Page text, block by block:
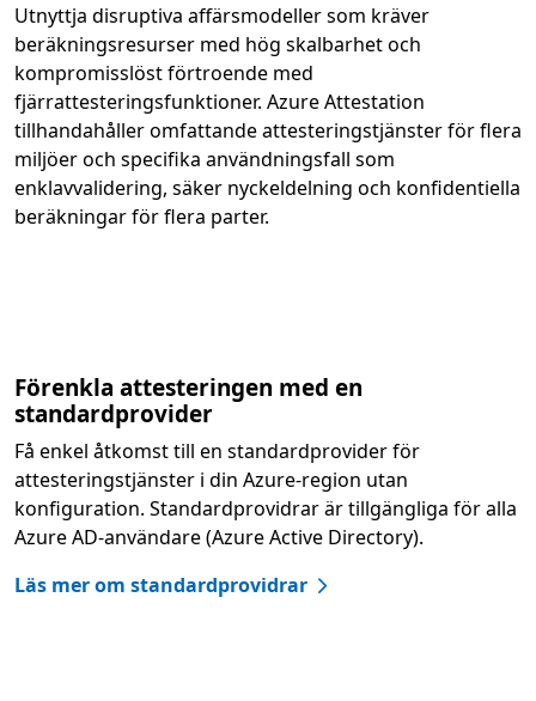
Utnyttja disruptiva affärsmodeller som kräver
beräkningsresurser med hög skalbarhet och
kompromisslöst förtroende med
fjärrattesteringsfunktioner. Azure Attestation
tillhandahåller omfattande attesteringstjänster för flera
miljöer och specifika användningsfall som
enklavvalidering, säker nyckeldelning och konfidentiella
beräkningar för flera parter.
Förenkla attesteringen med en
standardprovider
Få enkel åtkomst till en standardprovider för
attesteringstjänster i din Azure-region utan
konfiguration. Standardprovidrar är tillgängliga för alla
Azure AD-användare (Azure Active Directory).
Läs mer om standardprovidrar